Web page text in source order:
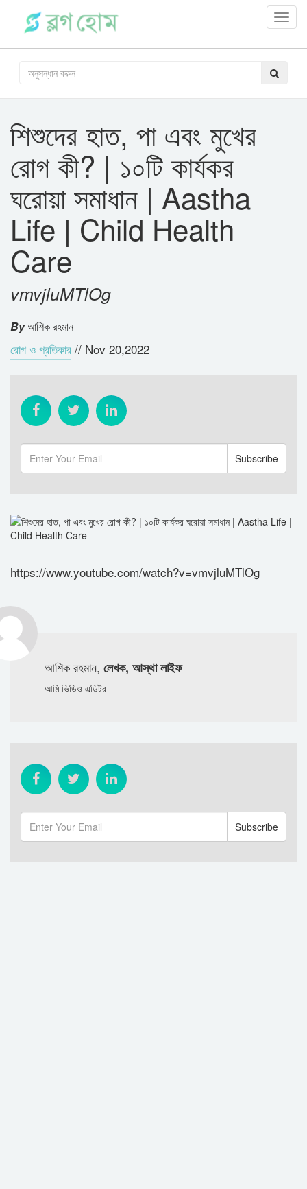
শিশুদের হাত, পা এবং মুখের
রোগ কী? | ১০টি কার্যকর
ঘরোয়া সমাধান | Aastha
Life | Child Health
Care
vmvjluMTlOg
Byআশিক রহমান
রোগ ও প্রতিকার // Nov 20,2022
https://www.youtube.com/watch?v=vmvjluMTlOg
আশিক রহমান, লেখক, আস্থা লাইফ
আমি ভিডিও এডিটর